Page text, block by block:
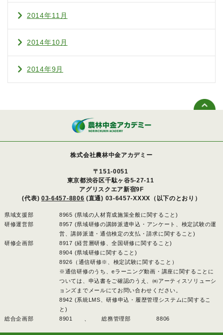
2014年11月
2014年10月
2014年9月
株式会社農林中金アカデミー
〒151-0051
東京都渋谷区千駄ヶ谷5-27-11
アグリスクエア新宿9F
(代表) 03-6457-8806 (直通) 03-6457-XXXX（以下のとおり）
県域支援部
8965 (県域の人材育成施策全般に関すること)
研修運営部
8957 (県域研修の講師派遣申込・アンケート、検定試験の運
営、講師派遣・通信検定の支払・請求に関すること)
研修企画部
8917 (経営層研修、全国研修に関すること)
8904 (県域研修に関すること)
8926（通信研修※、検定試験に関すること）
※通信研修のうち、eラーニング動画・講座に関することに
ついては、申込書をご確認のうえ、㈱アーティスソリューシ
ョンズまでメールにてお問い合わせください。
8942 (系統LMS、研修申込・履歴管理システムに関するこ
と)
総合企画部
8901 、総務管理部 8806